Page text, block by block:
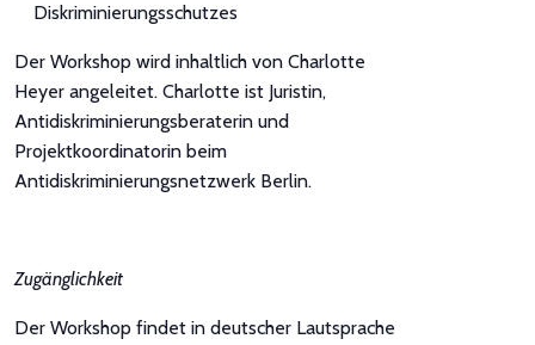
Diskriminierungsschutzes
Der Workshop wird inhaltlich von Charlotte
Heyer angeleitet. Charlotte ist Juristin,
Antidiskriminierungsberaterin und
Projektkoordinatorin beim
Antidiskriminierungsnetzwerk Berlin.
Zugänglichkeit
Der Workshop findet in deutscher Lautsprache